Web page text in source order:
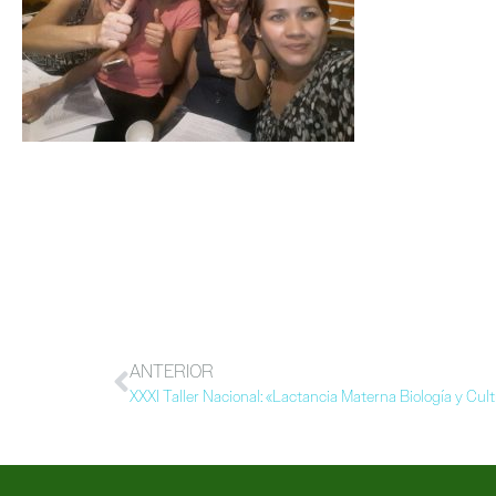
ANTERIOR
XXXI Taller Nacional: «Lactancia Materna Biología y